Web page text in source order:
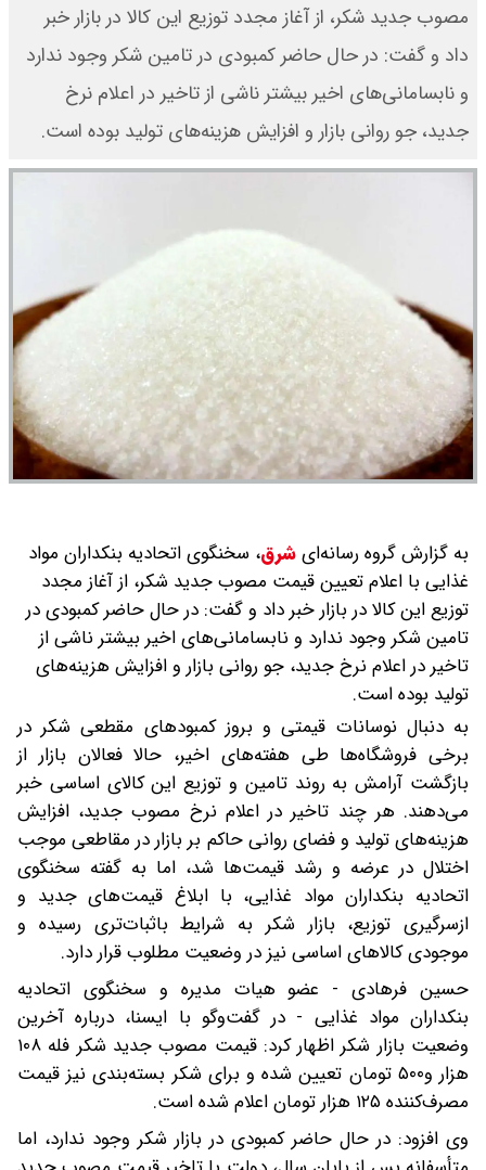
مصوب جدید شکر، از آغاز مجدد توزیع این کالا در بازار خبر
داد و گفت: در حال حاضر کمبودی در تامین شکر وجود ندارد
و نابسامانی‌های اخیر بیشتر ناشی از تاخیر در اعلام نرخ
جدید، جو روانی بازار و افزایش هزینه‌های تولید بوده است.
به گزارش گروه رسانه‌ایشرق، سخنگوی اتحادیه بنکداران مواد
غذایی با اعلام تعیین قیمت مصوب جدید شکر، از آغاز مجدد
توزیع این کالا در بازار خبر داد و گفت: در حال حاضر کمبودی در
تامین شکر وجود ندارد و نابسامانی‌های اخیر بیشتر ناشی از
تاخیر در اعلام نرخ جدید، جو روانی بازار و افزایش هزینه‌های
تولید بوده است.
به‌ دنبال نوسانات قیمتی و بروز کمبودهای مقطعی شکر در
برخی فروشگاه‌ها طی هفته‌های اخیر، حالا فعالان بازار از
بازگشت آرامش به روند تامین و توزیع این کالای اساسی خبر
می‌دهند. هر چند تاخیر در اعلام نرخ مصوب جدید، افزایش
هزینه‌های تولید و فضای روانی حاکم بر بازار در مقاطعی موجب
اختلال در عرضه و رشد قیمت‌ها شد، اما به گفته سخنگوی
اتحادیه بنکداران مواد غذایی، با ابلاغ قیمت‌های جدید و
ازسرگیری توزیع، بازار شکر به شرایط باثبات‌تری رسیده و
موجودی کالاهای اساسی نیز در وضعیت مطلوب قرار دارد.
حسین فرهادی - عضو هیات مدیره و سخنگوی اتحادیه
بنکداران مواد غذایی - در گفت‌وگو با ایسنا، درباره آخرین
وضعیت بازار شکر اظهار کرد: قیمت مصوب جدید شکر فله ۱۰۸
هزار و۵۰۰ تومان تعیین شده و برای شکر بسته‌بندی نیز قیمت
مصرف‌کننده ۱۲۵ هزار تومان اعلام شده است.
وی افزود: در حال حاضر کمبودی در بازار شکر وجود ندارد، اما